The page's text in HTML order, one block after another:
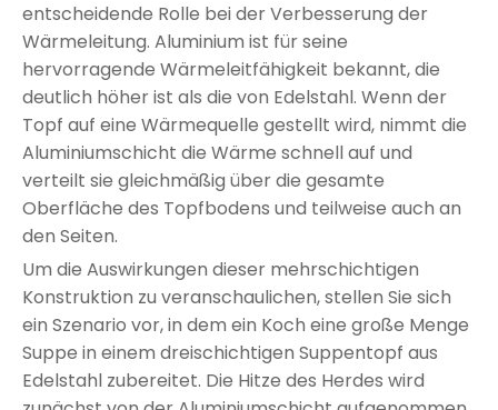
entscheidende Rolle bei der Verbesserung der
Wärmeleitung. Aluminium ist für seine
hervorragende Wärmeleitfähigkeit bekannt, die
deutlich höher ist als die von Edelstahl. Wenn der
Topf auf eine Wärmequelle gestellt wird, nimmt die
Aluminiumschicht die Wärme schnell auf und
verteilt sie gleichmäßig über die gesamte
Oberfläche des Topfbodens und teilweise auch an
den Seiten.
Um die Auswirkungen dieser mehrschichtigen
Konstruktion zu veranschaulichen, stellen Sie sich
ein Szenario vor, in dem ein Koch eine große Menge
Suppe in einem dreischichtigen Suppentopf aus
Edelstahl zubereitet. Die Hitze des Herdes wird